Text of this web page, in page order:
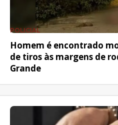
POLICIAL
Homem é encontrado
de tiros às margens de
Grande